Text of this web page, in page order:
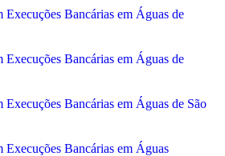
Bancárias em Águas de
Bancárias em Águas de
Bancárias em Águas de São
Bancárias em Águas